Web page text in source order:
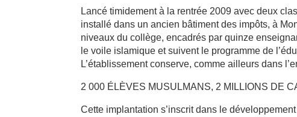
Lancé timidement à la rentrée 2009 avec deux
installé dans un ancien bâtiment des impôts, à
niveaux du collège, encadrés par quinze
le voile islamique et suivent le programme de
L’établissement conserve, comme ailleurs dans
2 000 ÉLÈVES MUSULMANS, 2 MILLIONS DE
Cette implantation s’inscrit dans le